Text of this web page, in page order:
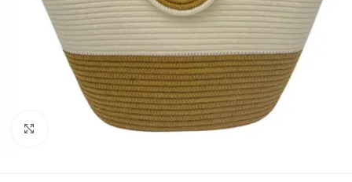
Clique para ampliar